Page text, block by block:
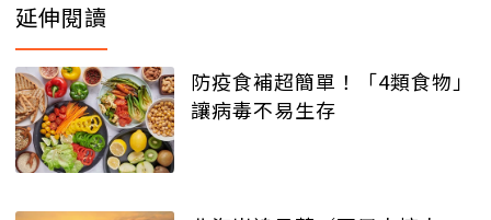
延伸閱讀
防疫食補超簡單！「4類食物」
讓病毒不易生存